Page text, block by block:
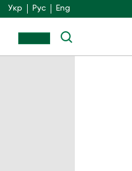
Укр Рус Eng